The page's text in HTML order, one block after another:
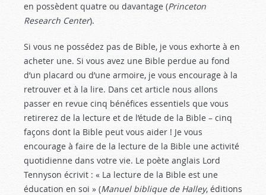
en possèdent quatre ou davantage (Princeton
Research Center).
Si vous ne possédez pas de Bible, je vous exhorte à en
acheter une. Si vous avez une Bible perdue au fond
d’un placard ou d’une armoire, je vous encourage à la
retrouver et à la lire. Dans cet article nous allons
passer en revue cinq bénéfices essentiels que vous
retirerez de la lecture et de l’étude de la Bible – cinq
façons dont la Bible peut vous aider ! Je vous
encourage à faire de la lecture de la Bible une activité
quotidienne dans votre vie. Le poète anglais Lord
Tennyson écrivit : « La lecture de la Bible est une
éducation en soi » (Manuel biblique de Halley, éditions